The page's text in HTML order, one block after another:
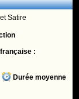
etSatire
:
Durée moyenne